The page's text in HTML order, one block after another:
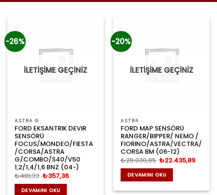
-26%
İLETİŞİME GEÇİNİZ
ASTRA G
FORD EKSANTRIK DEVIR
SENSÖRÜ
FOCUS/MONDEO/FIESTA
/CORSA/ASTRA
G/COMBO/S40/V50
1,2/1,4/1,6 BNZ (04-)
₺481,33 Orijinal
fiyat:
₺481,33.
₺357,36Şu
DEVAMINI OKU
-20%
İLETİŞİME GEÇİNİZ
ASTRA
FORD MAP SENSÖRÜ
RANGER/BIPPER/ NEMO /
FIORINO/ASTRA/VECTRA/
CORSA BM (06-12)
₺28.030,85 Orijinal
fiyat:
₺28.030,85.
₺22.435,89Şu
DEVAMINI OKU